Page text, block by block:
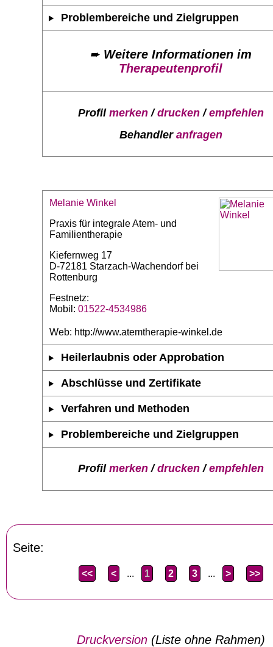
Problembereiche und Zielgruppen
➨ Weitere Informationen im
Therapeutenprofil
Profil merken/drucken/empfehlen
Behandler anfragen
Melanie Winkel
Praxis für integrale Atem- und
Familientherapie
Kiefernweg 17
D-72181 Starzach-Wachendorf bei
Rottenburg
Festnetz:
Mobil: 01522-4534986
Web: http://www.atemtherapie-winkel.de
Heilerlaubnis oder Approbation
Abschlüsse und Zertifikate
Verfahren und Methoden
Problembereiche und Zielgruppen
Profil merken/drucken/empfehlen
Seite:
<< < ... 1 2 3 ... > >>
Druckversion(Liste ohne Rahmen)